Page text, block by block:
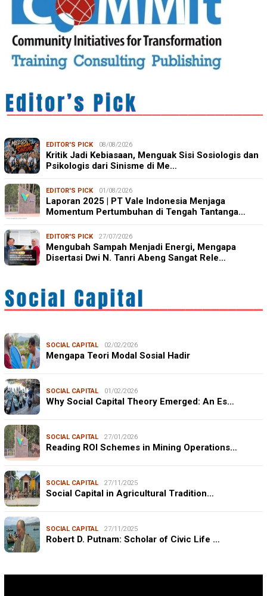
EDITOR'S PICK 08/08/2026
Kritik Jadi Kebiasaan, Menguak Sisi Sosiologis dan
Psikologis dari Sinisme di Me…
EDITOR'S PICK 01/08/2026
Laporan 2025 | PT Vale Indonesia Menjaga
Momentum Pertumbuhan di Tengah Tantanga…
EDITOR'S PICK 27/07/2026
Mengubah Sampah Menjadi Energi, Mengapa
Disertasi Dwi N. Tanri Abeng Sangat Rele…
SOCIAL CAPITAL 02/02/2026
Mengapa Teori Modal Sosial Hadir
SOCIAL CAPITAL 01/02/2026
Why Social Capital Theory Emerged: An Es…
SOCIAL CAPITAL 27/01/2026
Reading ROI Schemes in Mining Operations…
SOCIAL CAPITAL 27/11/2025
Social Capital in Agricultural Tradition…
SOCIAL CAPITAL 27/11/2025
Robert D. Putnam: Scholar of Civic Life …